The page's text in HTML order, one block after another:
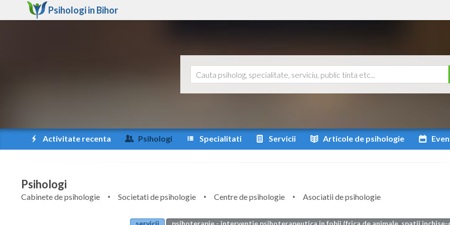
Psihologi in Bihor
Activitate recenta Psihologi Specialitati Servicii Articole de psihologie
Psihologi
Cabinete de psihologie Societati de psihologie Centre de psihologie
Asociatii de psihologie
servicii
psihoterapie - interventie psihoterapeutica in fobii (frica de animale, spatii inchise-